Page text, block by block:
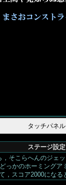
ステージ設定
，そこらへんのジェ
っかのホーミング
，スコア2000にな